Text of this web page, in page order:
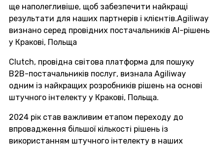
ще наполегливіше, щоб забезпечити найкращі
результати для наших партнерів і клієнтів.Agiliway
визнано серед провідних постачальників AI-рішень
у Кракові, Польща
Clutch, провідна світова платформа для пошуку
B2B-постачальників послуг, визнала Agiliway
одним із найкращих розробників рішень на основі
штучного інтелекту у Кракові, Польща.
2024 рік став важливим етапом переходу до
впровадження більшої кількості рішень із
використанням штучного інтелекту в наших